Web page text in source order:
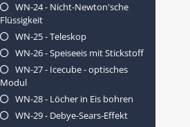
WN-24 - Nicht-Newton'sche
Flüssigkeit
WN-25 - Teleskop
WN-26 - Speiseeis mit Stickstoff
WN-27 - Icecube - optisches
Modul
WN-28 - Löcher in Eis bohren
WN-29 - Debye-Sears-Effekt